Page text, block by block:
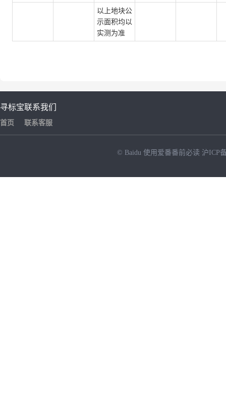
以上地块公
示面积均以
实测为准
寻标宝
首页
联系我们
联系客服
© Baidu 使用爱番番前必读 沪ICP